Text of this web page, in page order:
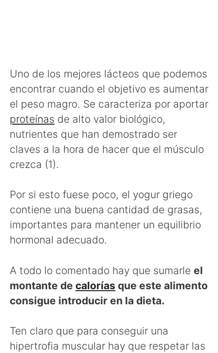
Uno de los mejores lácteos que podemos
encontrar cuando el objetivo es aumentar
el peso magro. Se caracteriza por aportar
proteínas de alto valor biológico,
nutrientes que han demostrado ser
claves a la hora de hacer que el músculo
crezca (1).
Por si esto fuese poco, el yogur griego
contiene una buena cantidad de grasas,
importantes para mantener un equilibrio
hormonal adecuado.
A todo lo comentado hay que sumarle el
montante de calorías que este alimento
consigue introducir en la dieta.
Ten claro que para conseguir una
hipertrofia muscular hay que respetar las